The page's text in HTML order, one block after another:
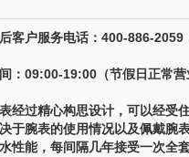
客户服务电话：400-886-2059
09:00-19:00（节假日正常营
过精心构思设计，可以经受住
于腕表的使用情况以及佩戴腕
性能，每间隔几年接受一次全